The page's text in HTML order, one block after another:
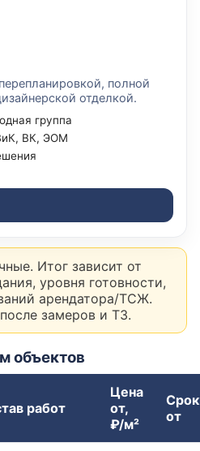
полной
отделкой.
группа
ВК, ЭОМ
Итог зависит от
уровня готовности,
арендатора/ТСЖ.
замеров и ТЗ.
объектов
работ
Цена
от,
₽/м²
от